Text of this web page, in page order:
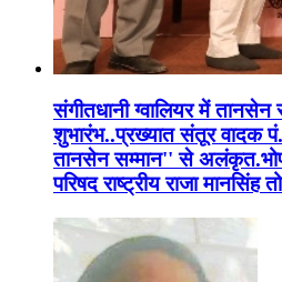
संगीतधानी ग्वालियर में तानसेन
शुभारंभ..प्रख्यात संतूर वादक
तानसेन सम्मान'' से
परिषद राष्ट्रीय राजा मानसिंह